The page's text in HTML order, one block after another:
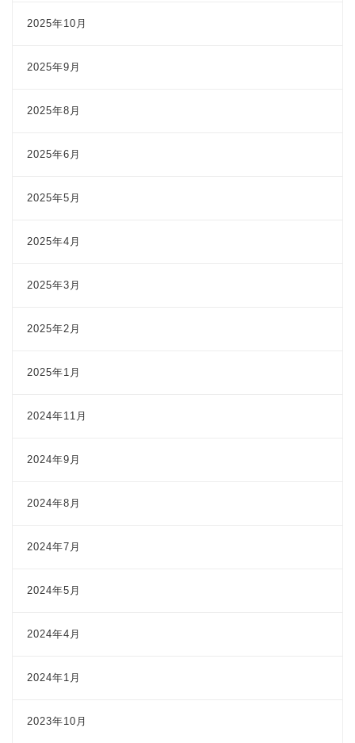
2025年10月
2025年9月
2025年8月
2025年6月
2025年5月
2025年4月
2025年3月
2025年2月
2025年1月
2024年11月
2024年9月
2024年8月
2024年7月
2024年5月
2024年4月
2024年1月
2023年10月